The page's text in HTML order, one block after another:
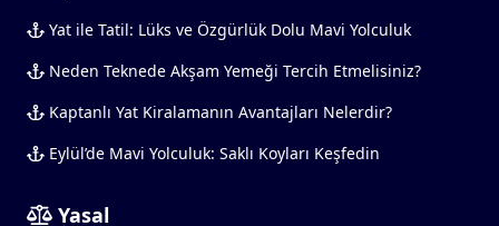
Yat ile Tatil: Lüks ve Özgürlük Dolu Mavi Yolculuk
Neden Teknede Akşam Yemeği Tercih Etmelisiniz?
Kaptanlı Yat Kiralamanın Avantajları Nelerdir?
Eylül’de Mavi Yolculuk: Saklı Koyları Keşfedin
Yasal